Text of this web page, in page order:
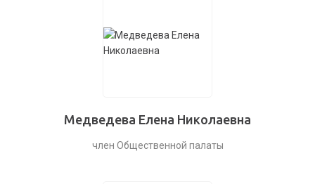
Медведева Елена Николаевна
член Общественной палаты